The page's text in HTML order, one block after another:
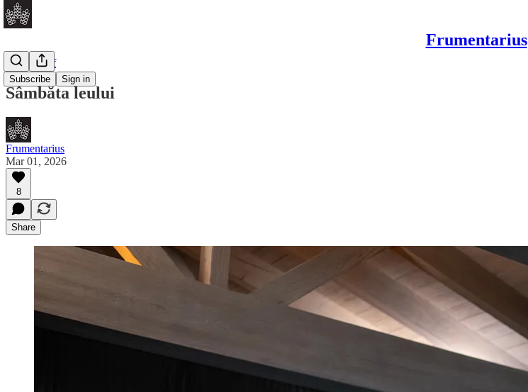
Frumentarius
Subscribe Sign in
Daily Brief
Sâmbăta leului
Frumentarius
Mar 01, 2026
8
Share